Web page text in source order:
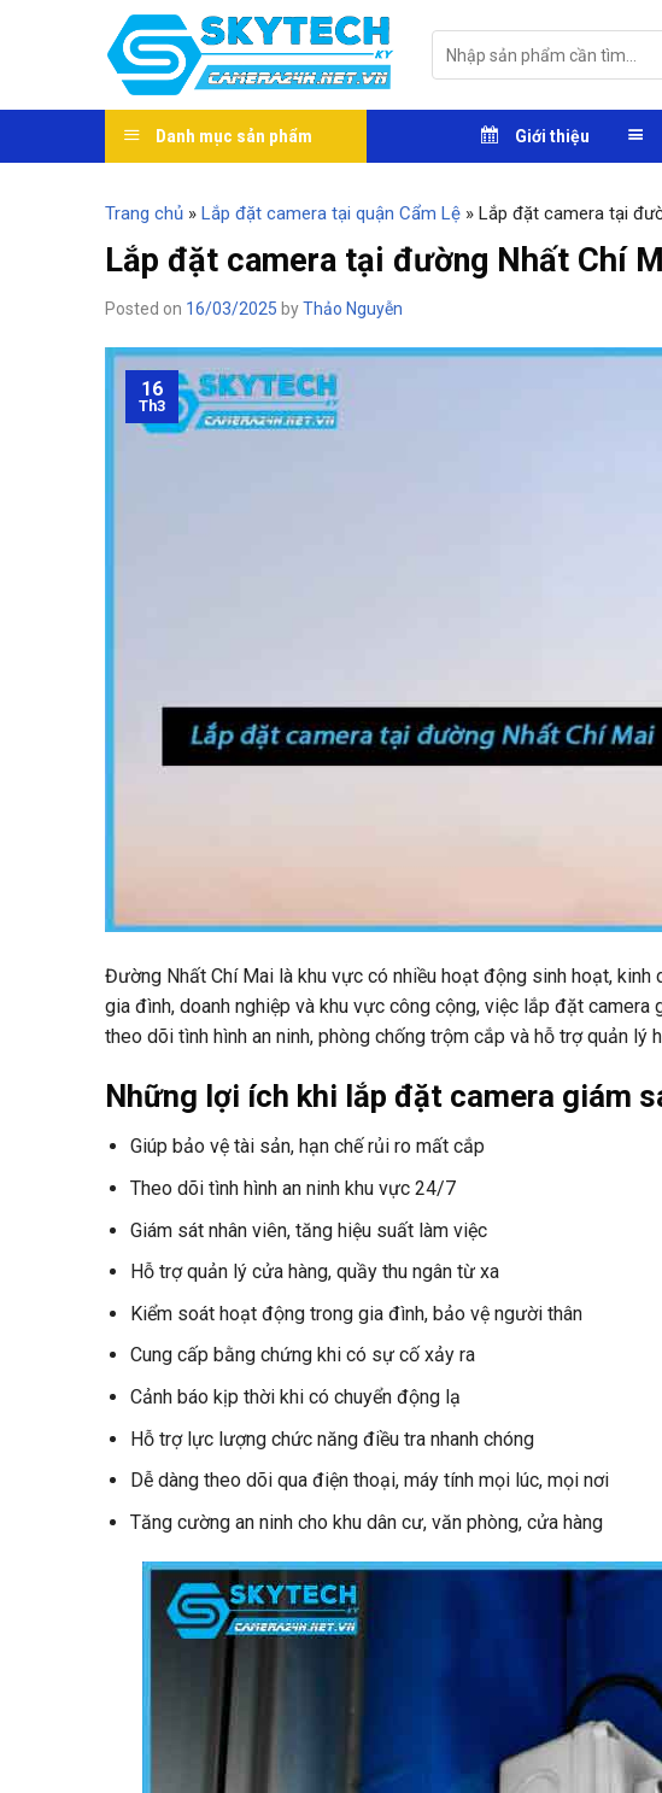
kiếm:
Danh mục sản phẩm Giới thiệu
Trang chủ » Lắp đặt camera tại quận Cẩm Lệ » Lắp đặt camera tại
Lắp đặt camera tại đường Nhất Chí
Posted on 16/03/2025 byThảo Nguyễn
16
Th3
Đường Nhất Chí Mai là khu vực có nhiều hoạt động sinh hoạt,
gia đình, doanh nghiệp và khu vực công cộng, việc lắp đặt
theo dõi tình hình an ninh, phòng chống trộm cắp và hỗ trợ quản
Những lợi ích khi lắp đặt camera giám
Giúp bảo vệ tài sản, hạn chế rủi ro mất cắp
Theo dõi tình hình an ninh khu vực 24/7
Giám sát nhân viên, tăng hiệu suất làm việc
Hỗ trợ quản lý cửa hàng, quầy thu ngân từ xa
Kiểm soát hoạt động trong gia đình, bảo vệ người thân
Cung cấp bằng chứng khi có sự cố xảy ra
Cảnh báo kịp thời khi có chuyển động lạ
Hỗ trợ lực lượng chức năng điều tra nhanh chóng
Dễ dàng theo dõi qua điện thoại, máy tính mọi lúc, mọi nơi
Tăng cường an ninh cho khu dân cư, văn phòng, cửa hàng